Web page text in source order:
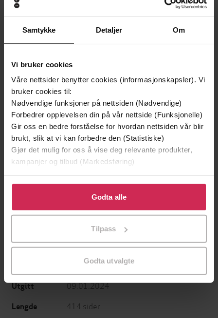
Samtykke Detaljer Om
Vi bruker cookies
Våre nettsider benytter cookies (informasjonskapsler). Vi
bruker cookies til:
Nødvendige funksjoner på nettsiden (Nødvendige)
Forbedrer opplevelsen din på vår nettside (Funksjonelle)
Gir oss en bedre forståelse for hvordan nettsiden vår blir
brukt, slik at vi kan forbedre den (Statistiske)
Gjør det mulig for oss å vise deg relevante produkter,
kampanjer og tilbud (Markedsføring)
Klikk på «Godta alle» for å gi oss ditt samtykke til å
bruke cookies for alle disse formålene. Du kan også
tilpasse ditt samtykke til spesifikke formål ved å klikke
Godta alle
Tilpass
Godta utvalgte
199,-
Minnesota
Jo Nesbø
EBOK
349,-
Utskudd
Jørn Lier Horst
Undertittel krim
Jesper Stein(forfatter),
(oversetter)
Kagge
Utgitt 09.01.2024
Lengde 414 sider